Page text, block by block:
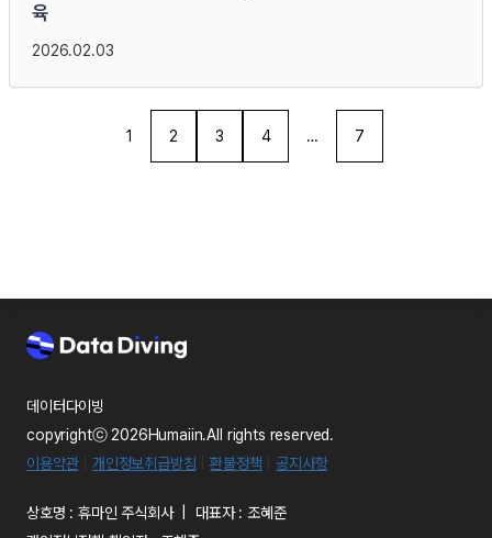
육
2026.02.03
1 2 3 4 … 7
데이터다이빙
copyrightⓒ 2026Humaiin.All rights reserved.
이용약관| 개인정보취급방침 |환불정책 |공지사항
상호명 : 휴마인 주식회사 | 대표자 : 조혜준